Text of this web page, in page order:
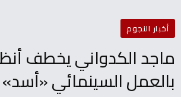
أخبار النجوم
ماجد الكدواني يخطف
بالعمل السينمائي «أسد»